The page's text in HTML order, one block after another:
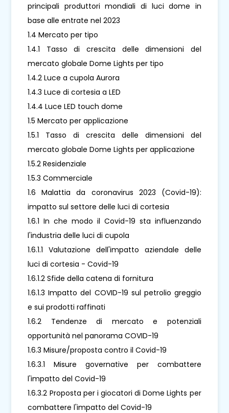
principali produttori mondiali di luci dome in
base alle entrate nel 2023
1.4 Mercato per tipo
1.4.1 Tasso di crescita delle dimensioni del
mercato globale Dome Lights per tipo
1.4.2 Luce a cupola Aurora
1.4.3 Luce di cortesia a LED
1.4.4 Luce LED touch dome
1.5 Mercato per applicazione
1.5.1 Tasso di crescita delle dimensioni del
mercato globale Dome Lights per applicazione
1.5.2 Residenziale
1.5.3 Commerciale
1.6 Malattia da coronavirus 2023 (Covid-19):
impatto sul settore delle luci di cortesia
1.6.1 In che modo il Covid-19 sta influenzando
l'industria delle luci di cupola
1.6.1.1 Valutazione dell'impatto aziendale delle
luci di cortesia - Covid-19
1.6.1.2 Sfide della catena di fornitura
1.6.1.3 Impatto del COVID-19 sul petrolio greggio
e sui prodotti raffinati
1.6.2 Tendenze di mercato e potenziali
opportunità nel panorama COVID-19
1.6.3 Misure/proposta contro il Covid-19
1.6.3.1 Misure governative per combattere
l'impatto del Covid-19
1.6.3.2 Proposta per i giocatori di Dome Lights per
combattere l'impatto del Covid-19